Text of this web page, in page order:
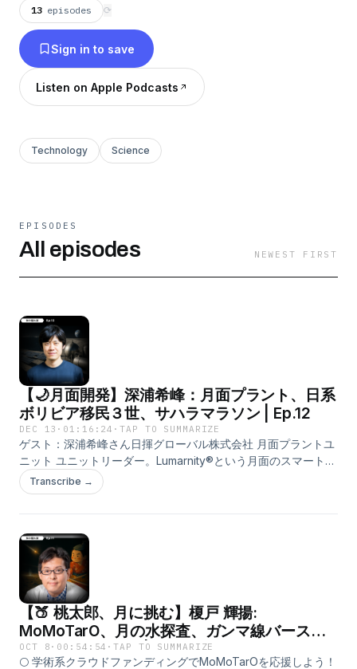
13 episodes ⟳
Sign in to save
Listen on Apple Podcasts
Technology Science
EPISODES
All episodes NEWEST FIRST
【🌙月面開発】深浦希峰：月面プラント、日系
ボリビア移民３世、サハラマラソン | Ep.12
DEC 13 · 01:16:24 ·TAP TO SUMMARIZE
ゲスト：深浦希峰さん日揮グローバル株式会社 月面プラントユ
ニット ユニットリーダー。Lumarnity®という月面のスマートコ
ミュニティ構想で推薬プラントといった月面のインフラ計画を
進める。日系ボリビア移民3世というユニークな生い立ちを持
0:00 イントロダクション1:36 なぜ月面にプラント？5:10 ​​月の水
の使い道8:46 Lunar Smart Community11:30 場所取り合戦16:18
月面プラントの開発手法27:33 月での液体の動き31:56 プラント
の放射線・隕石対策35:20 月面での実験データ37:17 月面プラン
トのタイムライン39:19 アルテミス計画どうなる？45:21 日系ボ
リビア移民３世50:27 ボリビアでの記憶57:52 サハラマラソン
1:05:11 マラソン中の精神状態"知の隠れ家 Den of the
Unknown"Patreon:
Transcribe →
【🍑 桃太郎、月に挑む】榎戸 輝揚:
MoMoTarO、月の水探査、ガンマ線バース
ト、中性子の寿命 | Ep.11
OCT 8 · 00:54:54 ·TAP TO SUMMARIZE
🌕 学術系クラウドファンディングでMoMoTarOを応援しよう！